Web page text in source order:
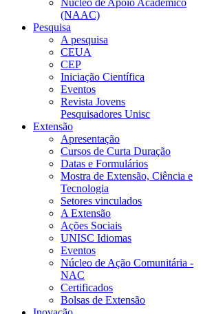
Núcleo de Apoio Acadêmico
(NAAC)
Pesquisa
A pesquisa
CEUA
CEP
Iniciação Científica
Eventos
Revista Jovens
Pesquisadores Unisc
Extensão
Apresentação
Cursos de Curta Duração
Datas e Formulários
Mostra de Extensão, Ciência e
Tecnologia
Setores vinculados
A Extensão
Ações Sociais
UNISC Idiomas
Eventos
Núcleo de Ação Comunitária -
NAC
Certificados
Bolsas de Extensão